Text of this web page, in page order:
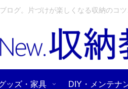
グ。片づけが楽しくなる収納のコ
ッズ・家具 DIY・メンテナ